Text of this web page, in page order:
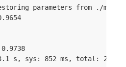
parameters from ./
s, sys: 852 ms, total: 23.9